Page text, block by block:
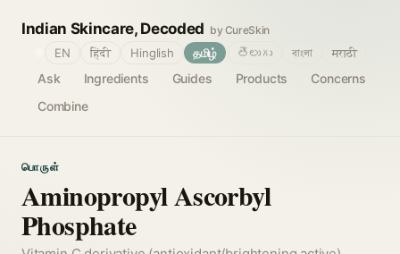
Indian Skincare, Decoded by CureSkin
Ask Ingredients Guides Products
Concerns
Combine
EN हिंदी Hinglish தமிழ் తెలుగు বাংলা मराठी
பொருள்
Aminopropyl Ascorbyl
Phosphate